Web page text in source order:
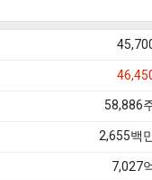
58,886
2,655백
7,027